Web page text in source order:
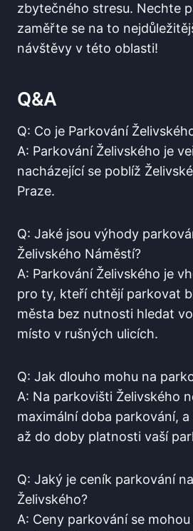
zbytečného stresu. Nechte
zaměřte se na to
⁢návštěvy ‌v‌ této oblasti!
Q&A
Q: Co je Parkování
A: Parkování Želivského je
nacházející se poblíž
Praze.
Q: Jaké jsou⁤ výhody
Želivského Náměstí?
A: Parkování Želivského je
pro ty, kteří chtějí parkovat
města bez nutnosti hledat⁣
místo⁢ v rušných ulicích.
Q: Jak dlouho ‌mohu na
A: Na parkovišti Želivského
maximální​ doba parkování,
až do ⁤doby platnosti vaší
Q: Jaký​ je ceník parkování
⁤Želivského?
A: ‍Ceny parkování ​se